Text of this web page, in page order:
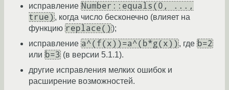
исправление Number::equals(0, ...,
true) , когда число бесконечно (влияет на
функцию replace());
исправление a^(f(x))=a^(b*g(x)) , где b=2
или b=3 (в версии 5.1.1).
другие исправления мелких ошибок и
расширение возможностей.